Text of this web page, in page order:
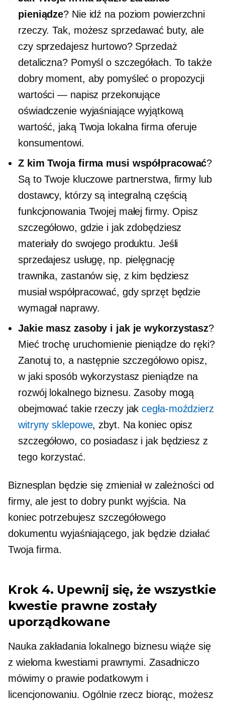
pieniądze? Nie idź na poziom powierzchni
rzeczy. Tak, możesz sprzedawać buty, ale
czy sprzedajesz hurtowo? Sprzedaż
detaliczna? Pomyśl o szczegółach. To także
dobry moment, aby pomyśleć o propozycji
wartości — napisz przekonujące
oświadczenie wyjaśniające wyjątkową
wartość, jaką Twoja lokalna firma oferuje
konsumentowi.
Z kim Twoja firma musi współpracować?
Są to Twoje kluczowe partnerstwa, firmy lub
dostawcy, którzy są integralną częścią
funkcjonowania Twojej małej firmy. Opisz
szczegółowo, gdzie i jak zdobędziesz
materiały do ​​swojego produktu. Jeśli
sprzedajesz usługę, np. pielęgnację
trawnika, zastanów się, z kim będziesz
musiał współpracować, gdy sprzęt będzie
wymagał naprawy.
Jakie masz zasoby i jak je wykorzystasz?
Mieć trochę uruchomieniepieniądze do ręki?
Zanotuj to, a następnie szczegółowo opisz,
w jaki sposób wykorzystasz pieniądze na
rozwój lokalnego biznesu. Zasoby mogą
obejmować takie rzeczy jakcegła-moździerz
witryny sklepowe, zbyt. Na koniec opisz
szczegółowo, co posiadasz i jak będziesz z
tego korzystać.
Biznesplan będzie się zmieniał w zależności od
firmy, ale jest to dobry punkt wyjścia. Na
koniec potrzebujesz szczegółowego
dokumentu wyjaśniającego, jak będzie działać
Twoja firma.
Krok 4. Upewnij się, że wszystkie
kwestie prawne zostały
uporządkowane
Nauka zakładania lokalnego biznesu wiąże się
z wieloma kwestiami prawnymi. Zasadniczo
mówimy o prawie podatkowym i
licencjonowaniu. Ogólnie rzecz biorąc, możesz